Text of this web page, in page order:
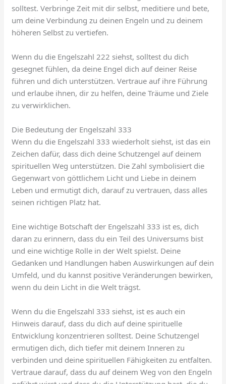
solltest. Verbringe Zeit mit dir selbst, meditiere und bete,
um deine Verbindung zu deinen Engeln und zu deinem
höheren Selbst zu vertiefen.
Wenn du die Engelszahl 222 siehst, solltest du dich
gesegnet fühlen, da deine Engel dich auf deiner Reise
führen und dich unterstützen. Vertraue auf ihre Führung
und erlaube ihnen, dir zu helfen, deine Träume und Ziele
zu verwirklichen.
Die Bedeutung der Engelszahl 333
Wenn du die Engelszahl 333 wiederholt siehst, ist das ein
Zeichen dafür, dass dich deine Schutzengel auf deinem
spirituellen Weg unterstützen. Die Zahl symbolisiert die
Gegenwart von göttlichem Licht und Liebe in deinem
Leben und ermutigt dich, darauf zu vertrauen, dass alles
seinen richtigen Platz hat.
Eine wichtige Botschaft der Engelszahl 333 ist es, dich
daran zu erinnern, dass du ein Teil des Universums bist
und eine wichtige Rolle in der Welt spielst. Deine
Gedanken und Handlungen haben Auswirkungen auf dein
Umfeld, und du kannst positive Veränderungen bewirken,
wenn du dein Licht in die Welt trägst.
Wenn du die Engelszahl 333 siehst, ist es auch ein
Hinweis darauf, dass du dich auf deine spirituelle
Entwicklung konzentrieren solltest. Deine Schutzengel
ermutigen dich, dich tiefer mit deinem Inneren zu
verbinden und deine spirituellen Fähigkeiten zu entfalten.
Vertraue darauf, dass du auf deinem Weg von den Engeln